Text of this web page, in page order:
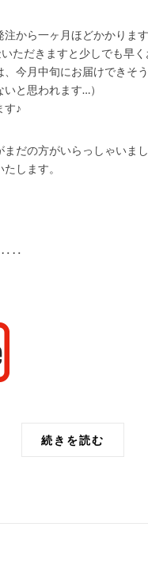
から一ヶ月ほどかかります
ただきますと少しでも早く
今月中旬にお届けできそう
と思われます…）
す♪
だの方がいらっしゃいま
します。
‥‥
続きを読む